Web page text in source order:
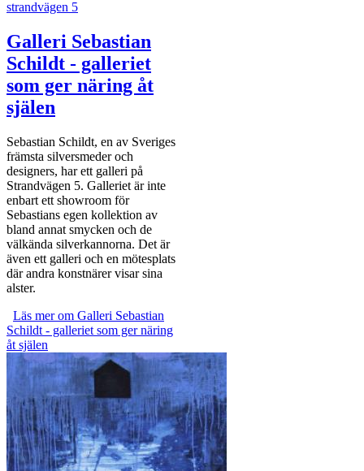
Galleri Sebastian
Schildt - galleriet
som ger näring åt
själen
Sebastian Schildt, en av Sveriges
främsta silversmeder och
designers, har ett galleri på
Strandvägen 5. Galleriet är inte
enbart ett showroom för
Sebastians egen kollektion av
bland annat smycken och de
välkända silverkannorna. Det är
även ett galleri och en mötesplats
där andra konstnärer visar sina
alster.
Läs merom Galleri Sebastian Schildt - galleriet som ger näring åt
själen
om Galleri Sebastian
Schildt - galleriet som ger näring
åt själen